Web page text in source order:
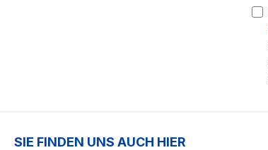
SIE FINDEN UNS AUCH HIER